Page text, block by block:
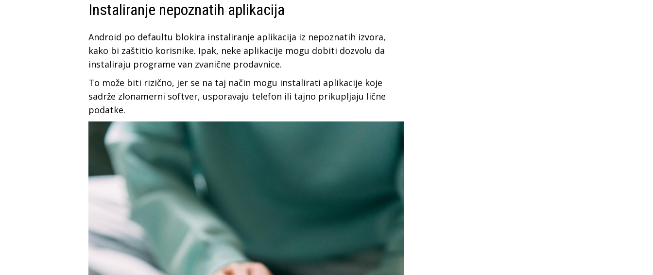
Instaliranje nepoznatih aplikacija
Android po defaultu blokira instaliranje aplikacija iz nepoznatih izvora,
kako bi zaštitio korisnike. Ipak, neke aplikacije mogu dobiti dozvolu da
instaliraju programe van zvanične prodavnice.
To može biti rizično, jer se na taj način mogu instalirati aplikacije koje
sadrže zlonamerni softver, usporavaju telefon ili tajno prikupljaju lične
podatke.